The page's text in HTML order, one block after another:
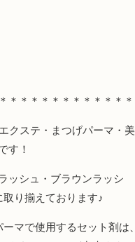
＊＊＊＊＊＊＊＊＊＊＊＊
クステ・まつげパーマ・美
す！
ッシュ・ブラウンラッシ
り揃えております♪
マで使用するセット剤は、